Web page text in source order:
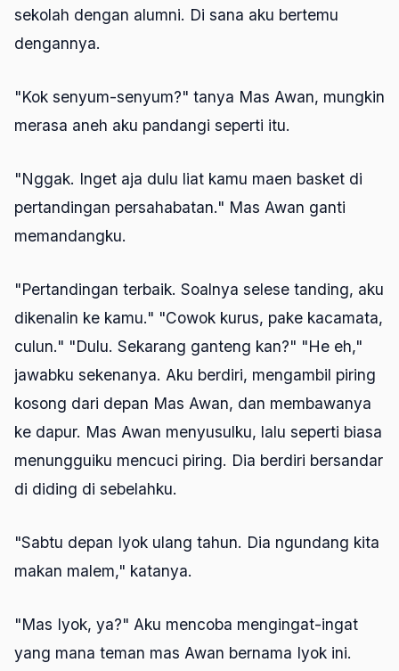
sekolah dengan alumni. Di sana aku bertemu
dengannya.
"Kok senyum-senyum?" tanya Mas Awan, mungkin
merasa aneh aku pandangi seperti itu.
"Nggak. Inget aja dulu liat kamu maen basket di
pertandingan persahabatan." Mas Awan ganti
memandangku.
"Pertandingan terbaik. Soalnya selese tanding, aku
dikenalin ke kamu." "Cowok kurus, pake kacamata,
culun." "Dulu. Sekarang ganteng kan?" "He eh,"
jawabku sekenanya. Aku berdiri, mengambil piring
kosong dari depan Mas Awan, dan membawanya
ke dapur. Mas Awan menyusulku, lalu seperti biasa
menungguiku mencuci piring. Dia berdiri bersandar
di diding di sebelahku.
"Sabtu depan Iyok ulang tahun. Dia ngundang kita
makan malem," katanya.
"Mas Iyok, ya?" Aku mencoba mengingat-ingat
yang mana teman mas Awan bernama Iyok ini.